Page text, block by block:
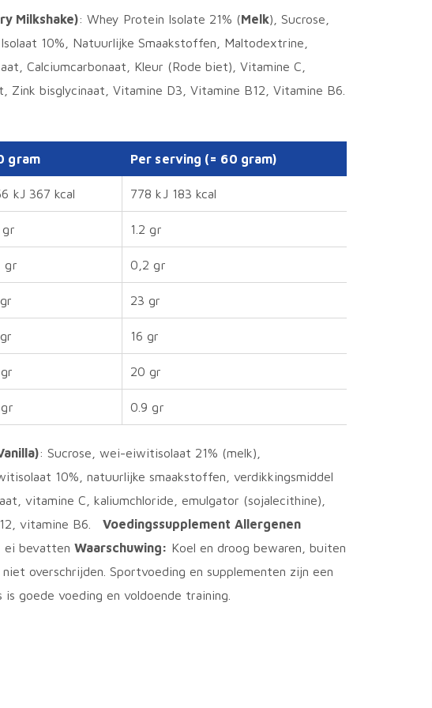
Milkshake): Whey Protein Isolate 21% (Melk), Sucrose,
10%, Natuurlijke Smaakstoffen, Maltodextrine,
Calciumcarbonaat, Kleur (Rode biet), Vitamine C,
Zink bisglycinaat, Vitamine D3, Vitamine B12, Vitamine B6.
gram Per serving (= 60 gram)
kJ 367 kcal 778 kJ 183 kcal
gr 1.2 gr
gr 0,2 gr
23 gr
16 gr
20 gr
0.9 gr
: Sucrose, wei-eiwitisolaat 21% (melk),
10%, natuurlijke smaakstoffen, verdikkingsmiddel
vitamine C, kaliumchloride, emulgator (sojalecithine),
vitamine B6. Voedingssupplement Allergenen
ei bevatten Waarschuwing: Koel en droog bewaren, buiten
overschrijden. Sportvoeding en supplementen zijn een
goede voeding en voldoende training.